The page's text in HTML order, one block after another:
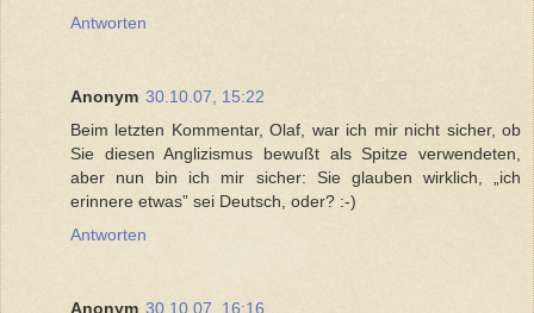
Antworten
Anonym 30.10.07, 15:22
Beim letzten Kommentar, Olaf, war ich mir nicht sicher, ob
Sie diesen Anglizismus bewußt als Spitze verwendeten,
aber nun bin ich mir sicher: Sie glauben wirklich, „ich
erinnere etwas” sei Deutsch, oder? :-)
Antworten
Anonym 30.10.07, 16:16